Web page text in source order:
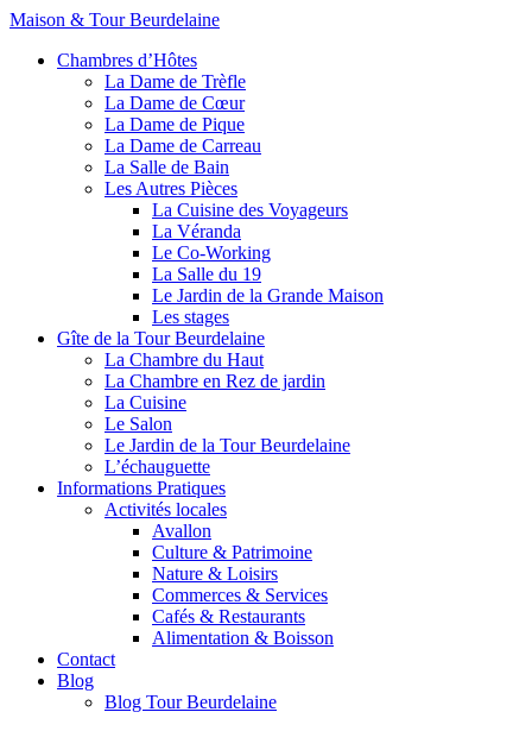
Maison & Tour Beurdelaine
Chambres d’Hôtes
La Dame de Trèfle
La Dame de Cœur
La Dame de Pique
La Dame de Carreau
La Salle de Bain
Les Autres Pièces
La Cuisine des Voyageurs
La Véranda
Le Co-Working
La Salle du 19
Le Jardin de la Grande Maison
Les stages
Gîte de la Tour Beurdelaine
La Chambre du Haut
La Chambre en Rez de jardin
La Cuisine
Le Salon
Le Jardin de la Tour Beurdelaine
L’échauguette
Informations Pratiques
Activités locales
Avallon
Culture & Patrimoine
Nature & Loisirs
Commerces & Services
Cafés & Restaurants
Alimentation & Boisson
Contact
Blog
Blog Tour Beurdelaine